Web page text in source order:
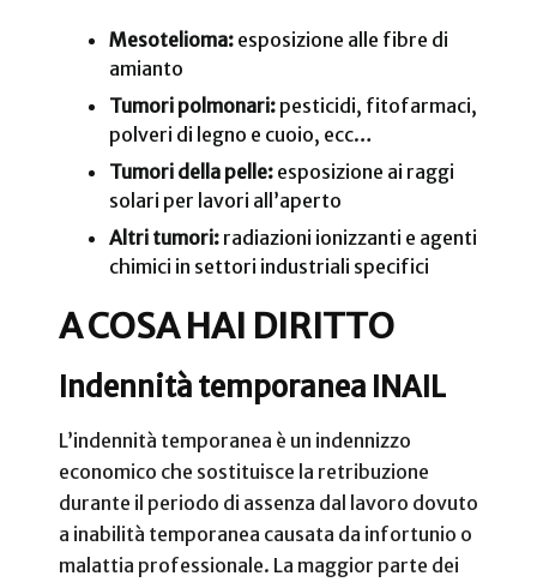
Mesotelioma:esposizione alle fibre di
amianto
Tumori polmonari:pesticidi, fitofarmaci,
polveri di legno e cuoio, ecc…
Tumori della pelle:esposizione ai raggi
solari per lavori all’aperto
Altri tumori:radiazioni ionizzanti e agenti
chimici in settori industriali specifici
A COSA HAI DIRITTO
Indennità temporanea INAIL
L’indennità temporanea è un indennizzo
economico che sostituisce la retribuzione
durante il periodo di assenza dal lavoro dovuto
a inabilità temporanea causata da infortunio o
malattia professionale. La maggior parte dei